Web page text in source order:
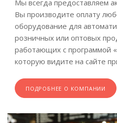
Мы всегда предоставляем
Вы производите оплату
оборудование для
розничных или оптовых
работающих с программой
которую видите на сайте
ПОДРОБНЕЕ О КОМПАНИИ